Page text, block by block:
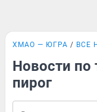
ХМАО — ЮГРА ВСЕ
Новости по
пирог